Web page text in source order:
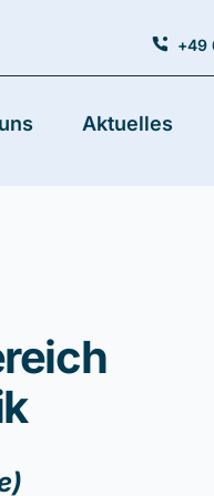
+49
Aktuelles